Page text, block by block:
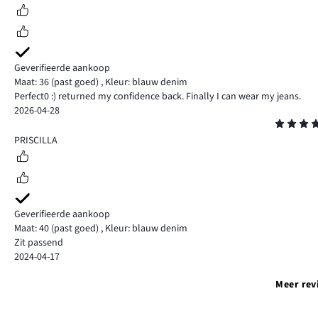
Geverifieerde aankoop
Maat: 36 (past goed) , Kleur: blauw denim
Perfect0 :) returned my confidence back. Finally I can wear my jeans.
2026-04-28
4
PRISCILLA
Geverifieerde aankoop
Maat: 40 (past goed) , Kleur: blauw denim
Zit passend
2024-04-17
Meer